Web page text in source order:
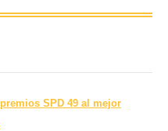
aquí:
SPD 49 al mejor